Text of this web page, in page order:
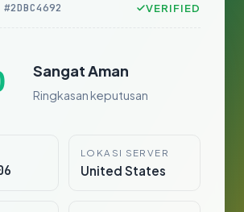
VERIFIED
Sangat Aman
Ringkasan keputusan
LOKASI SERVER
United States